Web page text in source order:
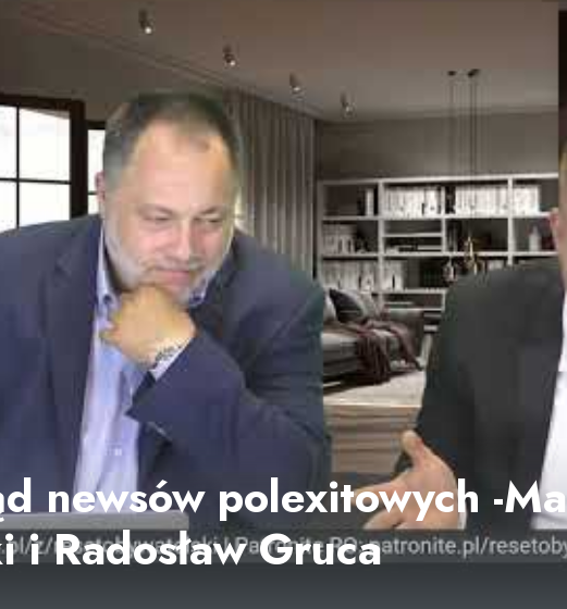
newsów polexitowych -
i Radosław Gruca